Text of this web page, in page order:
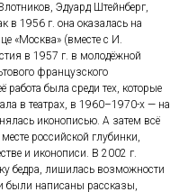
Эдуард Штейнберг,
в 1956 г. она оказалась на
«Москва» (вместе с И.
в 1957 г. в молодёжной
французского
работа была среди тех, которые
в театрах, в 1960–1970-х — на
иконописью. А затем всё
российской глубинки,
и иконописи. В 2002 г.
бедра, лишилась возможности
были написаны рассказы,